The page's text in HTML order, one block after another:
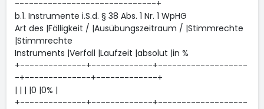
------------------------------+
b.1. Instrumente i.S.d. § 38 Abs. 1 Nr. 1 WpHG
Art des |Fälligkeit / |Ausübungszeitraum / |Stimmrechte
|Stimmrechte
Instruments |Verfall |Laufzeit |absolut |in %
+--------------+-------------+-------------------
-+--------------+-------------+
| | | |0 |0% |
+--------------+-------------+-------------------